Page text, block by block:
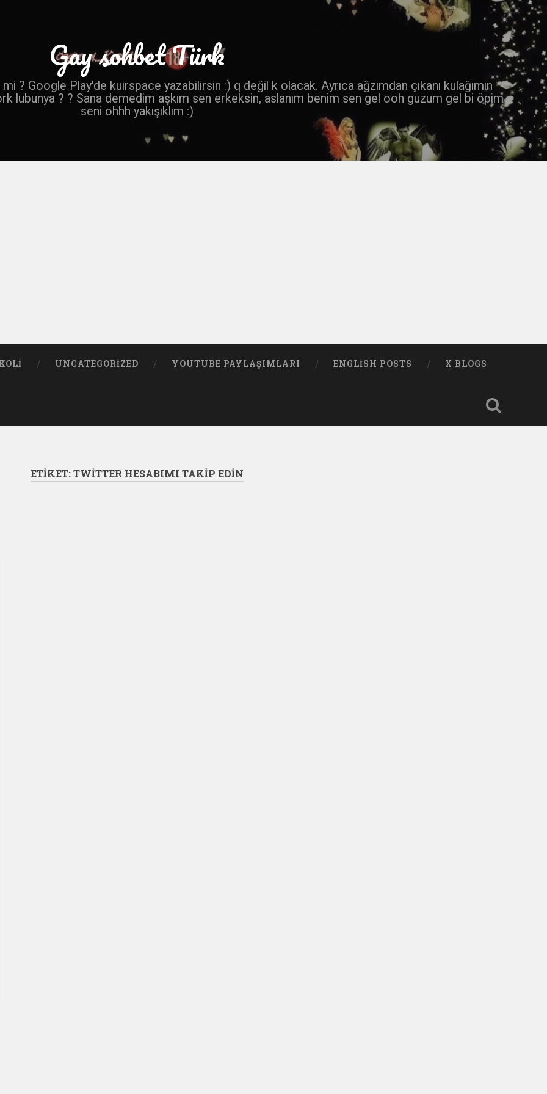
Gay sohbet Türk
? Google Play'de kuirspace yazabilirsin :) q değil k olacak. Ayrıca ağzımdan çıkanı kulağımın
lubunya ? ? Sana demedim aşkım sen erkeksin, aslanım benim sen gel ooh guzum gel bi öpim
seni ohhh yakışıklım :)
UNCATEGORIZED YOUTUBE PAYLAŞIMLARI ENGLISH POSTS X BLOGS
ETIKET:TWITTER HESABIMI TAKIP EDIN